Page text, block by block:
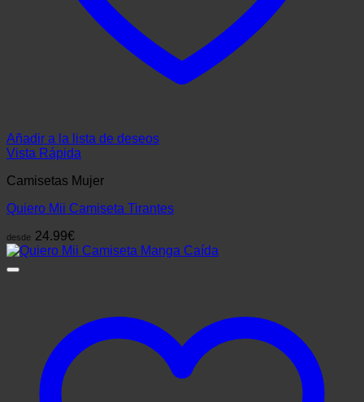
Añadir a la lista de deseos
Vista Rápida
Camisetas Mujer
Quiero Mii Camiseta Tirantes
desde 24.99€